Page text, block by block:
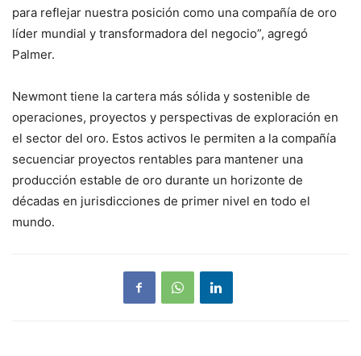
para reflejar nuestra posición como una compañía de oro
líder mundial y transformadora del negocio”, agregó
Palmer.
Newmont tiene la cartera más sólida y sostenible de
operaciones, proyectos y perspectivas de exploración en
el sector del oro. Estos activos le permiten a la compañía
secuenciar proyectos rentables para mantener una
producción estable de oro durante un horizonte de
décadas en jurisdicciones de primer nivel en todo el
mundo.